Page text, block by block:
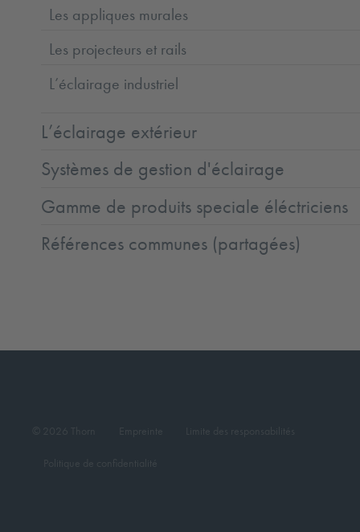
Les appliques murales
Les projecteurs et rails
L’éclairage industriel
L’éclairage extérieur
Systèmes de gestion d'éclairage
Gamme de produits speciale éléctriciens
Références communes (partagées)